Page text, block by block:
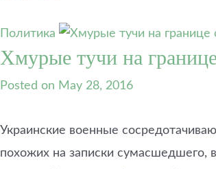
Политика
Хмурые тучи на
Posted on May 28, 2016
Украинские военные
похожих на записки сумасшедшего,